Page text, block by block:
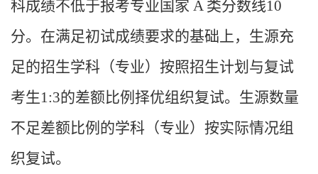
科成绩不低于报考专业国家 A 类分数线10
分。在满足初试成绩要求的基础上，生源充
足的招生学科（专业）按照招生计划与复试
考生1:3的差额比例择优组织复试。生源数量
不足差额比例的学科（专业）按实际情况组
织复试。